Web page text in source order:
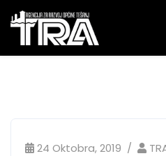
24 Oktobra, 2019